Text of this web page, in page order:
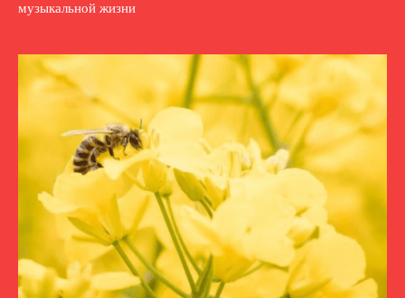
музыкальной жизни